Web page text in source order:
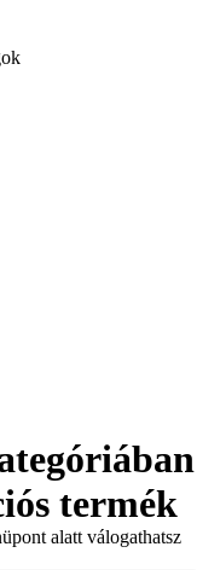
termék
alatt válogathatsz